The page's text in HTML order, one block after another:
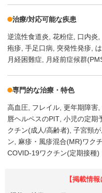
治療/対応可能な疾患
逆流性食道炎 花粉症 口内炎
疱疹 手足口病 突発性発疹
月経困難症
月経前症候群
専門的な治療・特色
高血圧 フレイル 更年期障害
唇ヘルペスのPIT 小児の定期
クチン(成人/高齢者) 子宮頸
ン
麻疹・風疹混合(MR)ワク
COVID-19ワクチン(定期接種)
【掲載情